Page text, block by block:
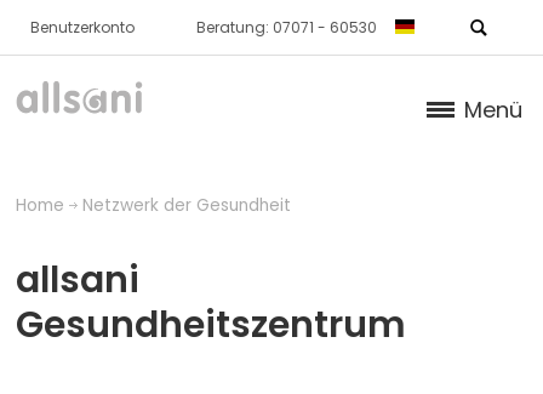
Benutzerkonto Beratung: 07071 - 60530
Menü
Über Uns
Home Netzwerk der Gesundheit
allsani
Gesundheitszentrum